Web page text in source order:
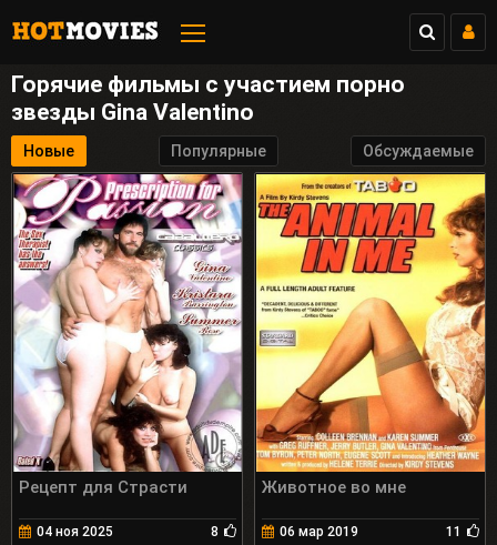
Горячие фильмы с участием порно
звезды Gina Valentino
Новые Популярные Обсуждаемые
Рецепт для Страсти
04 ноя 2025 8
Животное во мне
06 мар 2019 11